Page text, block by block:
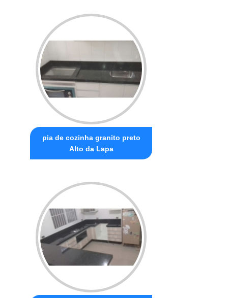
pia de cozinha granito preto
Alto da Lapa